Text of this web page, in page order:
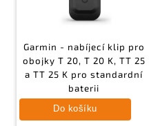
Garmin - nabíjecí klip pro
obojky T 20, T 20 K, TT 25
a TT 25 K pro standardní
baterii
Do košíku